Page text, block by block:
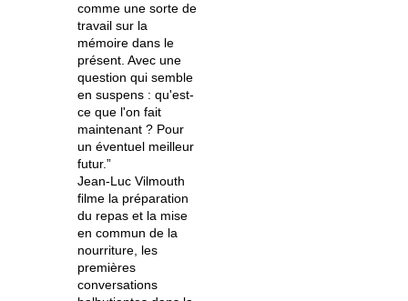
comme une sorte de
travail sur la
mémoire dans le
présent. Avec une
question qui semble
en suspens : qu'est-
ce que l'on fait
maintenant ? Pour
un éventuel meilleur
futur.”
Jean-Luc Vilmouth
filme la préparation
du repas et la mise
en commun de la
nourriture, les
premières
conversations